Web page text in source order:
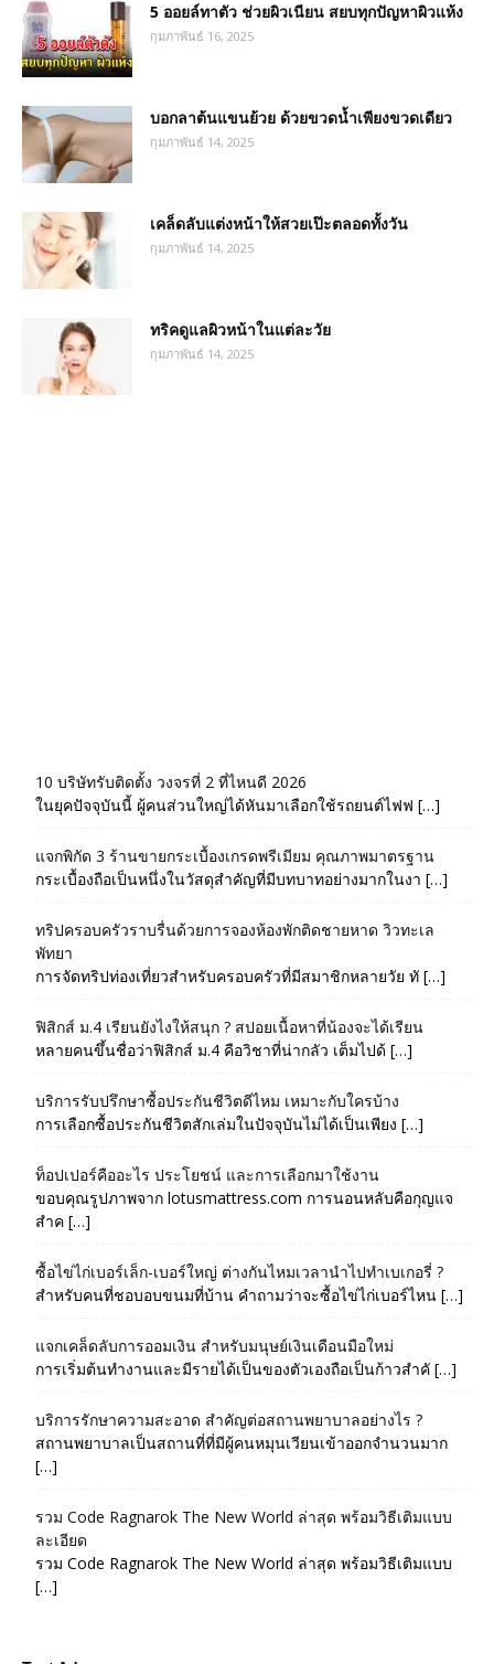
5 ออยล์ทาตัว ช่วยผิวเนียน สยบทุกปัญหาผิวแห้ง
กุมภาพันธ์ 16, 2025
บอกลาต้นแขนย้วย ด้วยขวดน้ำเพียงขวดเดียว
กุมภาพันธ์ 14, 2025
เคล็ดลับแต่งหน้าให้สวยเป๊ะตลอดทั้งวัน
กุมภาพันธ์ 14, 2025
ทริคดูแลผิวหน้าในแต่ละวัย
กุมภาพันธ์ 14, 2025
10 บริษัทรับติดตั้ง วงจรที่ 2 ที่ไหนดี 2026
ในยุคปัจจุบันนี้ ผู้คนส่วนใหญ่ได้หันมาเลือกใช้รถยนต์ไฟฟ […]
แจกพิกัด 3 ร้านขายกระเบื้องเกรดพรีเมียม คุณภาพมาตรฐาน
กระเบื้องถือเป็นหนึ่งในวัสดุสำคัญที่มีบทบาทอย่างมากในงา […]
ทริปครอบครัวราบรื่นด้วยการจองห้องพักติดชายหาด วิวทะเล
พัทยา
การจัดทริปท่องเที่ยวสำหรับครอบครัวที่มีสมาชิกหลายวัย ทั […]
ฟิสิกส์ ม.4 เรียนยังไงให้สนุก ? สปอยเนื้อหาที่น้องจะได้เรียน
หลายคนขึ้นชื่อว่าฟิสิกส์ ม.4 คือวิชาที่น่ากลัว เต็มไปด้ […]
บริการรับปรึกษาซื้อประกันชีวิตดีไหม เหมาะกับใครบ้าง
การเลือกซื้อประกันชีวิตสักเล่มในปัจจุบันไม่ได้เป็นเพียง […]
ท็อปเปอร์คืออะไร ประโยชน์ และการเลือกมาใช้งาน
ขอบคุณรูปภาพจาก lotusmattress.com การนอนหลับคือกุญแจ
สำค […]
ซื้อไข่ไก่เบอร์เล็ก-เบอร์ใหญ่ ต่างกันไหมเวลานำไปทำเบเกอรี่ ?
สำหรับคนที่ชอบอบขนมที่บ้าน คำถามว่าจะซื้อไข่ไก่เบอร์ไหน […]
แจกเคล็ดลับการออมเงิน สำหรับมนุษย์เงินเดือนมือใหม่
การเริ่มต้นทำงานและมีรายได้เป็นของตัวเองถือเป็นก้าวสำคั […]
บริการรักษาความสะอาด สำคัญต่อสถานพยาบาลอย่างไร ?
สถานพยาบาลเป็นสถานที่ที่มีผู้คนหมุนเวียนเข้าออกจำนวนมาก
[…]
รวม Code Ragnarok The New World ล่าสุด พร้อมวิธีเติมแบบ
ละเอียด
รวม Code Ragnarok The New World ล่าสุด พร้อมวิธีเติมแบบ
[…]